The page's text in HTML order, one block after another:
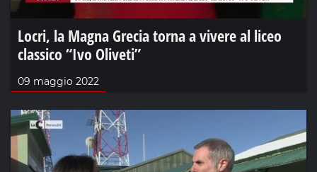
Locri, la Magna Grecia torna a vivere al liceo
classico “Ivo Oliveti”
09 maggio 2022